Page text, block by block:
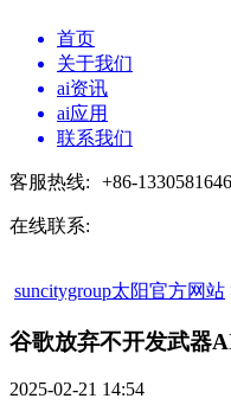
首页
关于我们
ai资讯
ai应用
联系我们
客服热线: +86-
在线联系:
suncitygroup太阳官方网站
谷歌放弃不开发武器
2025-02-21 14:54